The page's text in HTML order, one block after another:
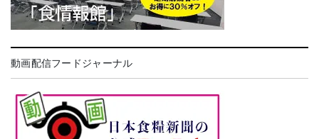
動画配信フードジャーナル